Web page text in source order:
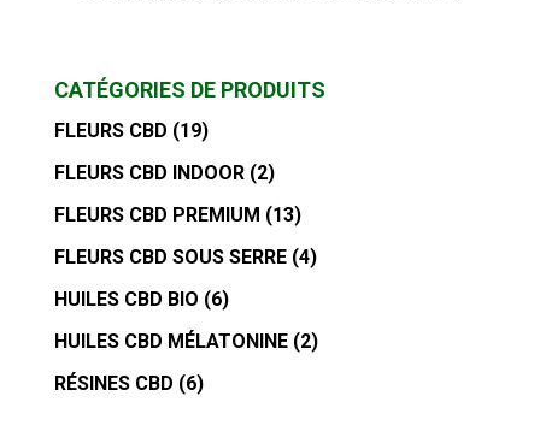
CATÉGORIES DE PRODUITS
FLEURS CBD (19)
FLEURS CBD INDOOR (2)
FLEURS CBD PREMIUM (13)
FLEURS CBD SOUS SERRE (4)
HUILES CBD BIO (6)
HUILES CBD MÉLATONINE (2)
RÉSINES CBD (6)